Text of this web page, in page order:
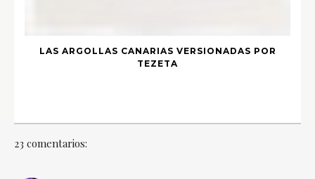
LAS ARGOLLAS CANARIAS VERSIONADAS POR
TEZETA
23 comentarios: